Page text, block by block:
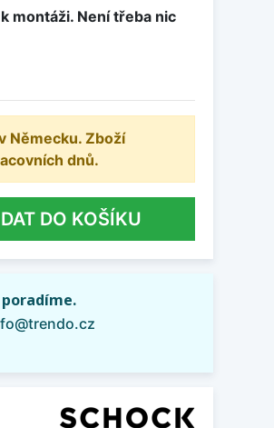
montáži. Není třeba nic
Německu. Zboží
dnů.
DO KOŠÍKU